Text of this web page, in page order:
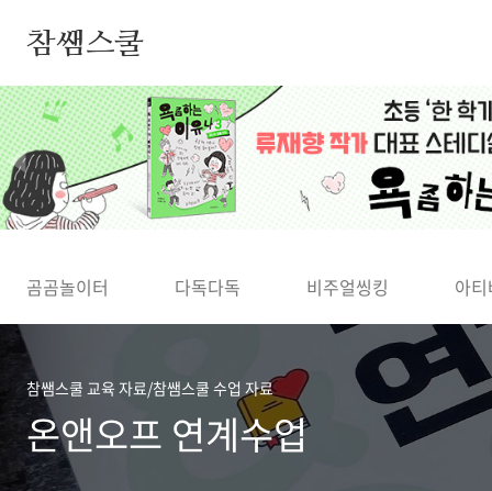
참쌤스쿨
◀
곰곰놀이터 다독다독 비주얼씽킹 아
참쌤스쿨 교육 자료/참쌤스쿨 수업 자료
온앤오프 연계수업